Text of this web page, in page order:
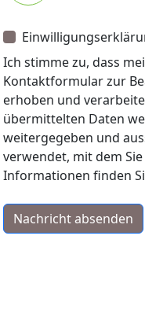
Ich stimme zu, dass
Kontaktformular zur
erhoben und
übermittelten Daten
weitergegeben und
verwendet, mit dem
Informationen finden
Nachricht absenden